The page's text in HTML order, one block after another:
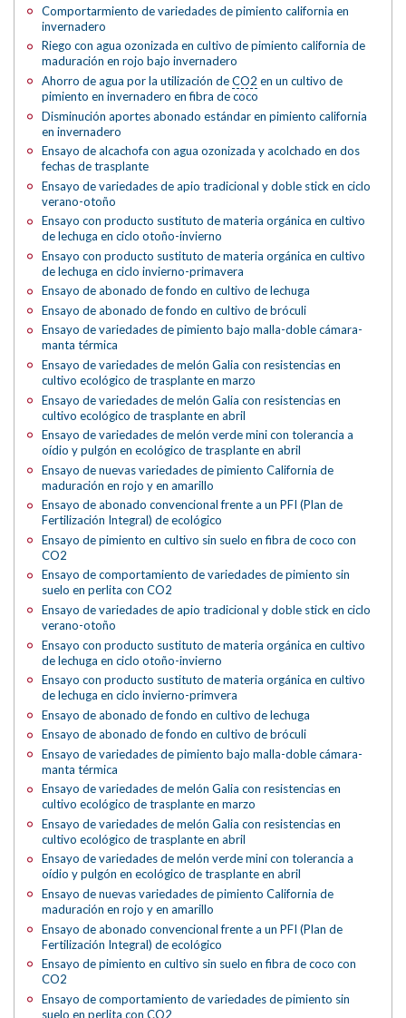
Comportarmiento de variedades de pimiento california en
invernadero
Riego con agua ozonizada en cultivo de pimiento california de
maduración en rojo bajo invernadero
Ahorro de agua por la utilización deCO2 en un cultivo de
pimiento en invernadero en fibra de coco
Disminución aportes abonado estándar en pimiento california
en invernadero
Ensayo de alcachofa con agua ozonizada y acolchado en dos
fechas de trasplante
Ensayo de variedades de apio tradicional y doble stick en ciclo
verano-otoño
Ensayo con producto sustituto de materia orgánica en cultivo
de lechuga en ciclo otoño-invierno
Ensayo con producto sustituto de materia orgánica en cultivo
de lechuga en ciclo invierno-primavera
Ensayo de abonado de fondo en cultivo de lechuga
Ensayo de abonado de fondo en cultivo de bróculi
Ensayo de variedades de pimiento bajo malla-doble cámara-
manta térmica
Ensayo de variedades de melón Galia con resistencias en
cultivo ecológico de trasplante en marzo
Ensayo de variedades de melón Galia con resistencias en
cultivo ecológico de trasplante en abril
Ensayo de variedades de melón verde mini con tolerancia a
oídio y pulgón en ecológico de trasplante en abril
Ensayo de nuevas variedades de pimiento California de
maduración en rojo y en amarillo
Ensayo de abonado convencional frente a un PFI (Plan de
Fertilización Integral) de ecológico
Ensayo de pimiento en cultivo sin suelo en fibra de coco con
CO2
Ensayo de comportamiento de variedades de pimiento sin
suelo en perlita con CO2
Ensayo de variedades de apio tradicional y doble stick en ciclo
verano-otoño
Ensayo con producto sustituto de materia orgánica en cultivo
de lechuga en ciclo otoño-invierno
Ensayo con producto sustituto de materia orgánica en cultivo
de lechuga en ciclo invierno-primvera
Ensayo de abonado de fondo en cultivo de lechuga
Ensayo de abonado de fondo en cultivo de bróculi
Ensayo de variedades de pimiento bajo malla-doble cámara-
manta térmica
Ensayo de variedades de melón Galia con resistencias en
cultivo ecológico de trasplante en marzo
Ensayo de variedades de melón Galia con resistencias en
cultivo ecológico de trasplante en abril
Ensayo de variedades de melón verde mini con tolerancia a
oídio y pulgón en ecológico de trasplante en abril
Ensayo de nuevas variedades de pimiento California de
maduración en rojo y en amarillo
Ensayo de abonado convencional frente a un PFI (Plan de
Fertilización Integral) de ecológico
Ensayo de pimiento en cultivo sin suelo en fibra de coco con
CO2
Ensayo de comportamiento de variedades de pimiento sin
suelo en perlita con CO2